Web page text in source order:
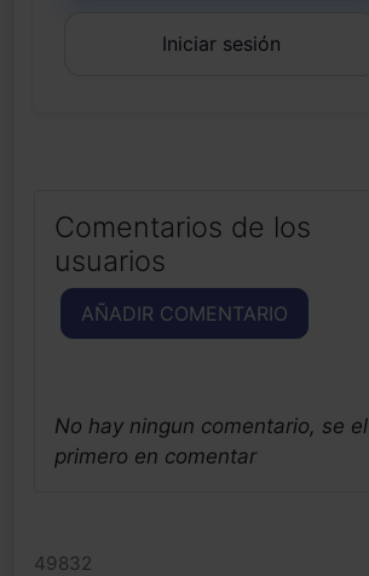
Iniciar sesión
Comentarios de los
usuarios
AÑADIR COMENTARIO
No hay ningun comentario, se el
primero en comentar
49832